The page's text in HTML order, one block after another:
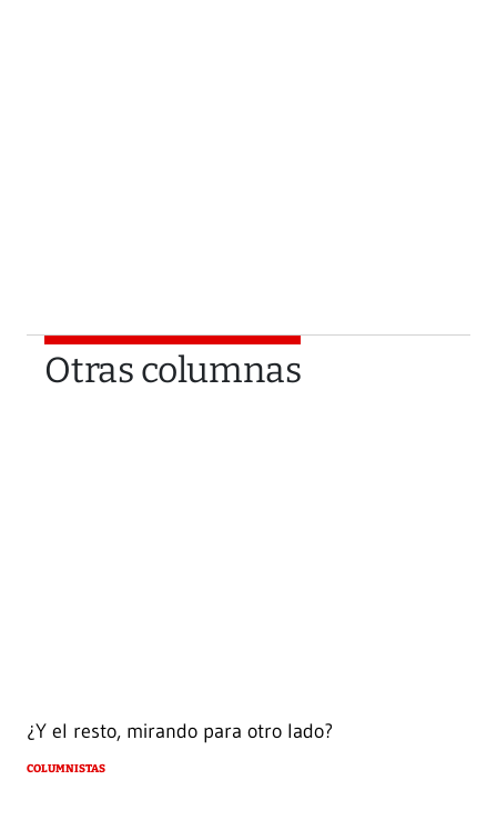
Otras columnas
¿Y el resto, mirando para otro lado?
COLUMNISTAS